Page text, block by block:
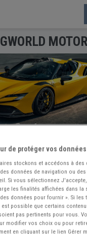
MOTORSPORT
de protéger vos données
stockons et accédons à des
données de navigation ou
Si vous sélectionnez
les finalités affichées dans la
données pour fournir ». Si les
possible que certains
pas pertinents pour vous.
modifier vos choix ou pour
en cliquant sur le lien Gérer